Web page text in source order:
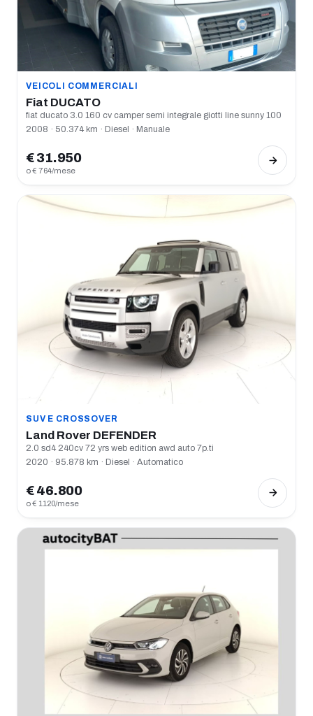
VEICOLI COMMERCIALI
Fiat DUCATO
fiat ducato 3.0 160 cv camper semi integrale giotti line sunny 100
2008 · 50.374 km · Diesel · Manuale
€ 31.950
o € 764/mese
SUV E CROSSOVER
Land Rover DEFENDER
2.0 sd4 240cv 72 yrs web edition awd auto 7p.ti
2020 · 95.878 km · Diesel · Automatico
€ 46.800
o € 1120/mese